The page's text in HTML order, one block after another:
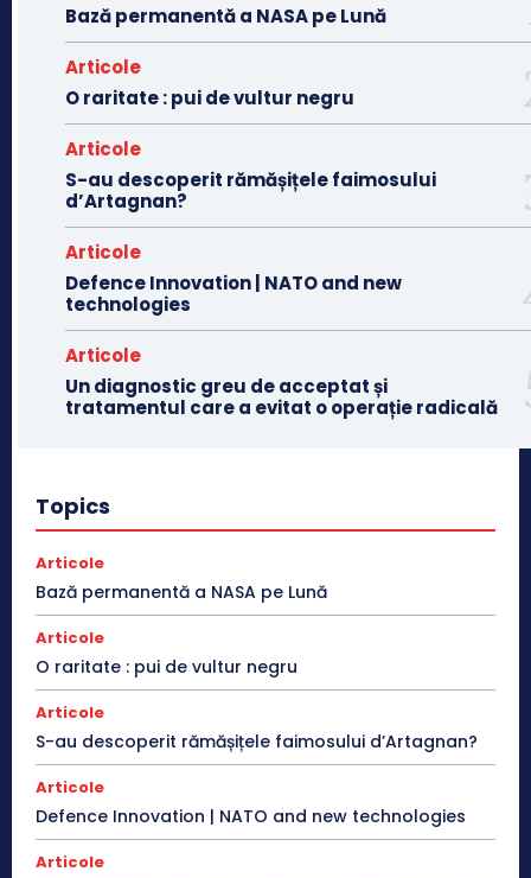
Bază permanentă a NASA pe Lună
Articole
O raritate : pui de vultur negru
Articole
S-au descoperit rămășițele faimosului
d’Artagnan?
Articole
Defence Innovation | NATO and new
technologies
Articole
Un diagnostic greu de acceptat și
tratamentul care a evitat o operație radicală
Topics
Articole
Bază permanentă a NASA pe Lună
Articole
O raritate : pui de vultur negru
Articole
S-au descoperit rămășițele faimosului d’Artagnan?
Articole
Defence Innovation | NATO and new technologies
Articole